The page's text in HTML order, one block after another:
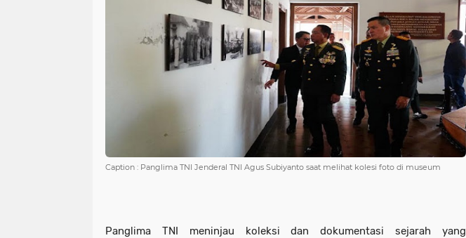
Caption : Panglima TNI Jenderal TNI Agus Subiyanto saat melihat kolesi foto di museum
Panglima TNI meninjau koleksi dan dokumentasi sejarah yang